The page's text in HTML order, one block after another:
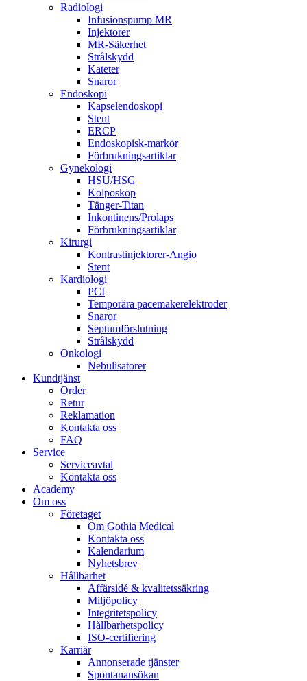
Radiologi
Infusionspump MR
Injektorer
MR-Säkerhet
Strålskydd
Kateter
Snaror
Endoskopi
Kapselendoskopi
Stent
ERCP
Endoskopisk-markör
Förbrukningsartiklar
Gynekologi
HSU/HSG
Kolposkop
Tänger-Titan
Inkontinens/Prolaps
Förbrukningsartiklar
Kirurgi
Kontrastinjektorer-Angio
Stent
Kardiologi
PCI
Temporära pacemakerelektroder
Snaror
Septumförslutning
Strålskydd
Onkologi
Nebulisatorer
Kundtjänst
Order
Retur
Reklamation
Kontakta oss
FAQ
Service
Serviceavtal
Kontakta oss
Academy
Om oss
Företaget
Om Gothia Medical
Kontakta oss
Kalendarium
Nyhetsbrev
Hållbarhet
Affärsidé & kvalitetssäkring
Miljöpolicy
Integritetspolicy
Hållbarhetspolicy
ISO-certifiering
Karriär
Annonserade tjänster
Spontanansökan